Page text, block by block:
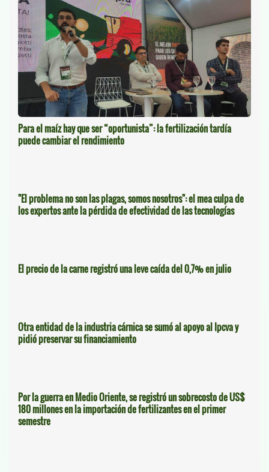
Para el maíz hay que ser “oportunista”: la fertilización tardía
puede cambiar el rendimiento
"El problema no son las plagas, somos nosotros": el mea culpa de
los expertos ante la pérdida de efectividad de las tecnologías
El precio de la carne registró una leve caída del 0,7% en julio
Otra entidad de la industria cárnica se sumó al apoyo al Ipcva y
pidió preservar su financiamiento
Por la guerra en Medio Oriente, se registró un sobrecosto de US$
180 millones en la importación de fertilizantes en el primer
semestre